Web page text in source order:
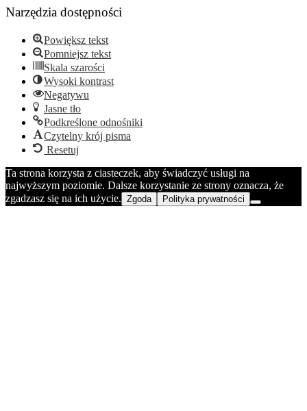
Narzędzia dostępności
Powiększ tekst
Pomniejsz tekst
Skala szarości
Wysoki kontrast
Negatywu
Jasne tło
Podkreślone odnośniki
Czytelny krój pisma
Resetuj
Ta strona korzysta z ciasteczek, aby świadczyć usługi na
najwyższym poziomie. Dalsze korzystanie ze strony oznacza, że
zgadzasz się na ich użycie. Zgoda Polityka prywatności